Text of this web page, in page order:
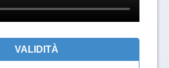
VALIDITÀ